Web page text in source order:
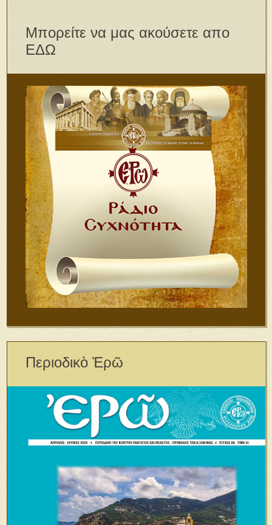
Μπορείτε να μας ακούσετε απο
ΕΔΩ
Περιοδικὸ Ἐρῶ